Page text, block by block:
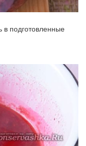
в подготовленные